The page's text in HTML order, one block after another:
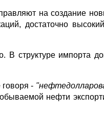
на создание
достаточно
В структуре импорта
-
нефти